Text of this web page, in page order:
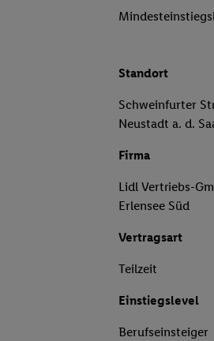
Standort
Schweinfurter
Neustadt a. d.
Firma
Lidl Vertriebs-
Erlensee Süd
Vertragsart
Teilzeit
Einstiegslevel
Berufseinsteiger